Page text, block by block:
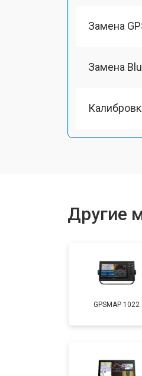
Замена
Замена
Другие
GPSMAP 1022